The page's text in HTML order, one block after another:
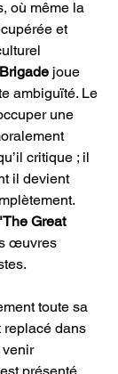
où même la
et
joue
ambiguïté. Le
une
critique ; il
il devient
Great
œuvres
toute sa
replacé dans
venir